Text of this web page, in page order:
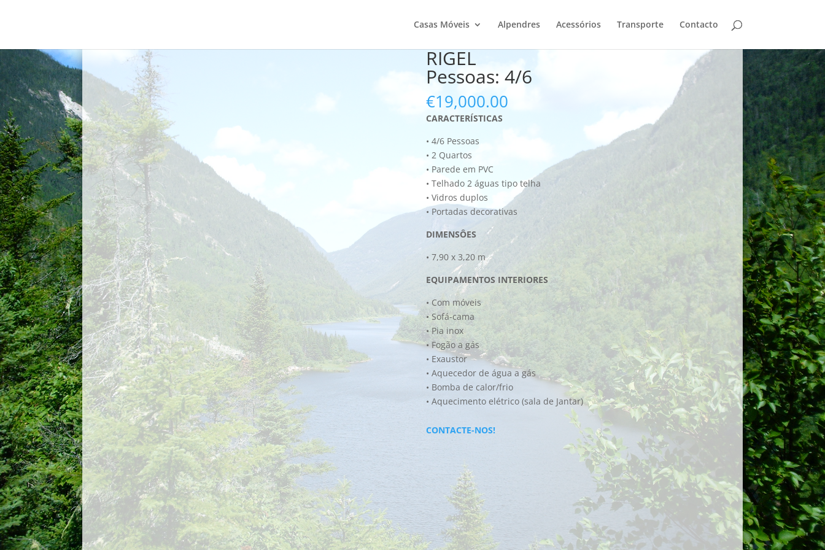
Casas Móveis Alpendres Acessórios Transporte Contacto
RIGEL
Pessoas: 4/6
€19,000.00
CARACTERÍSTICAS
• 4/6 Pessoas
• 2 Quartos
• Parede em PVC
• Telhado 2 águas tipo telha
• Vidros duplos
• Portadas decorativas
DIMENSÔES
• 7,90 x 3,20 m
EQUIPAMENTOS INTERIORES
• Com móveis
• Sofá-cama
• Pia inox
• Fogão a gás
• Exaustor
• Aquecedor de água a gás
• Bomba de calor/frio
• Aquecimento elétrico (sala de Jantar)
CONTACTE-NOS!
Pessoas: